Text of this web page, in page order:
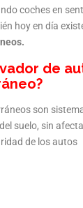
coches en
hoy en día
de
son
suelo, sin
de los autos